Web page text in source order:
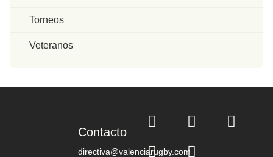
Torneos
Veteranos
Contacto
directiva@valenciarugby.com